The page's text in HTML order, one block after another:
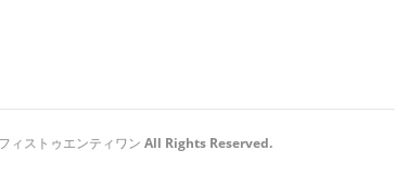
ィストゥエンティワン All Rights Reserved.